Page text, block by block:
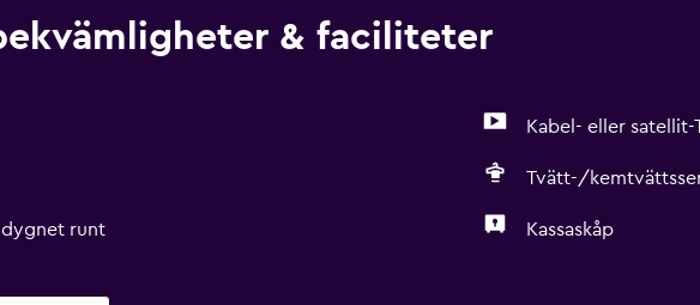
& faciliteter
Kabel- eller satellit-
Tvätt-/
runt Kassaskåp